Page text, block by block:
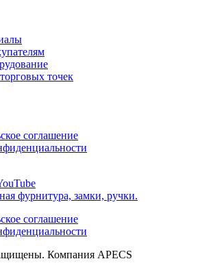
точек
соглашение
соглашение
Компания APECS